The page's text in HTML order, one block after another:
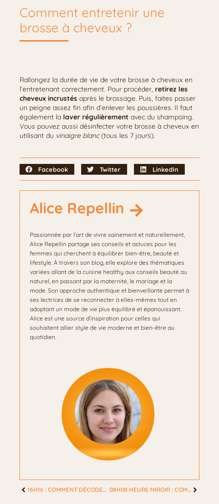
Comment entretenir une
brosse à cheveux ?
Rallongez la durée de vie de votre brosse à cheveux en
l’entretenant correctement. Pour procéder, retirez les
cheveux incrustés après le brossage. Puis, faites passer
un peigne assez fin afin d’enlever les poussières. Il faut
également la laver régulièrement avec du shampoing.
Vous pouvez aussi désinfecter votre brosse à cheveux en
utilisant du vinaigre blanc(tous les 7 jours).
Facebook Twitter LinkedIn
Alice Repellin
Passionnée par l’art de vivre sainement et naturellement,
Alice Repellin partage ses conseils et astuces pour les
femmes qui cherchent à équilibrer bien-être, beauté et
lifestyle. À travers son blog, elle explore des thématiques
variées allant de la cuisine healthy aux conseils beauté au
naturel, en passant par la maternité, le mariage et la
mode. Son approche authentique et bienveillante permet à
ses lectrices de se reconnecter à elles-mêmes tout en
adoptant un mode de vie plus équilibré et épanouissant.
Alice est une source d’inspiration pour celles qui
souhaitent allier style de vie moderne et bien-être au
quotidien.
16H16 : COMMENT DÉCODER LES MESSAGES DE L’UNIVERS ! 08H08 HEURE MIROIR : COMPRENDRE SA SYMBOLIQUE